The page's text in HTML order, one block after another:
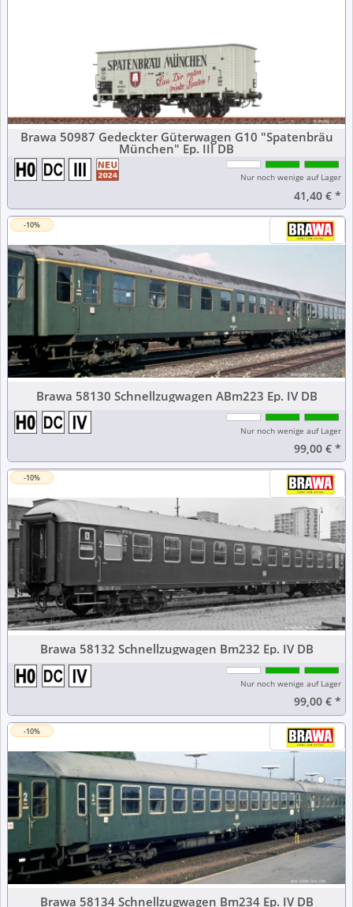
Brawa 50987 Gedeckter Güterwagen G10 "Spatenbräu
München" Ep. III DB
Nur noch wenige auf Lager
41,40 €*
-10%
Brawa 58130 Schnellzugwagen ABm223 Ep. IV DB
Nur noch wenige auf Lager
99,00 €*
-10%
Brawa 58132 Schnellzugwagen Bm232 Ep. IV DB
Nur noch wenige auf Lager
99,00 €*
-10%
Brawa 58134 Schnellzugwagen Bm234 Ep. IV DB